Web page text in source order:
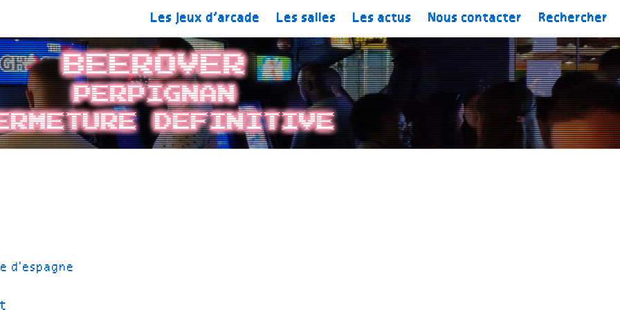
Les jeux d’arcade Les salles Les actus Nous contacter Rechercher
BeerOver
Perpignan
definitive
d'espagne